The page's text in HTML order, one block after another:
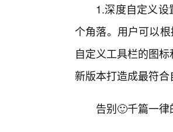
1.深度自定义
个角落。用户可以
自定义工具栏的图
新版本打造成最符
告别🙂千篇一